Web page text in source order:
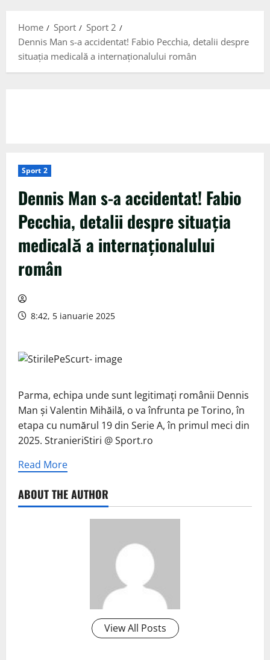
Home Sport
Sport 2
Dennis Man s-a accidentat! Fabio Pecchia, detalii despre
situația medicală a internaționalului român
Sport 2
Dennis Man s-a accidentat! Fabio
Pecchia, detalii despre situația
medicală a internaționalului
român
8:42, 5 ianuarie 2025
Parma, echipa unde sunt legitimați românii Dennis
Man și Valentin Mihăilă, o va înfrunta pe Torino, în
etapa cu numărul 19 din Serie A, în primul meci din
2025. StranieriStiri @ Sport.ro
Read More
ABOUT THE AUTHOR
View All Posts